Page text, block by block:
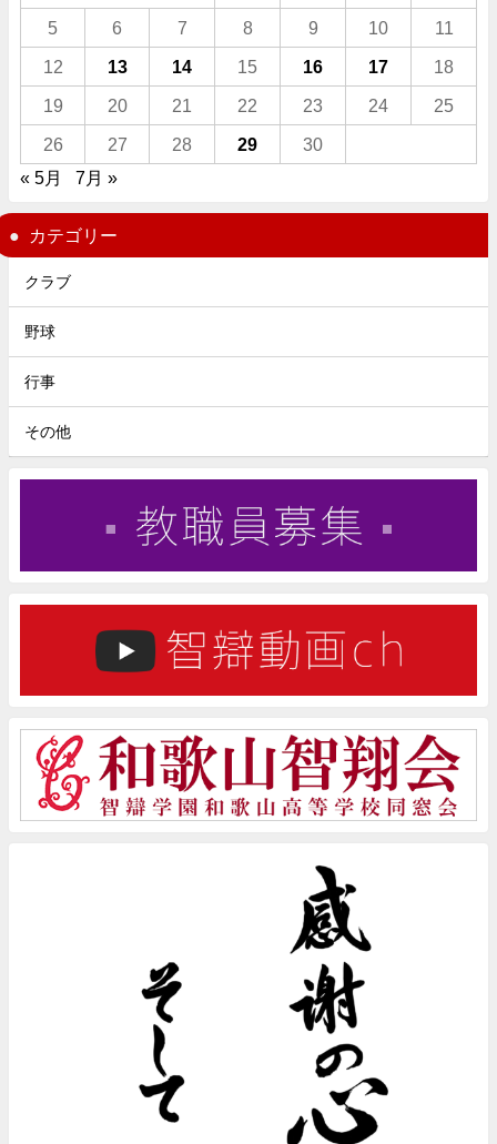
5 6 7 8 9 10 11
12 13 14 15 16 17 18
19 20 21 22 23 24 25
26 27 28 29
30
« 5月
7月 »
カテゴリー
クラブ
野球
行事
その他